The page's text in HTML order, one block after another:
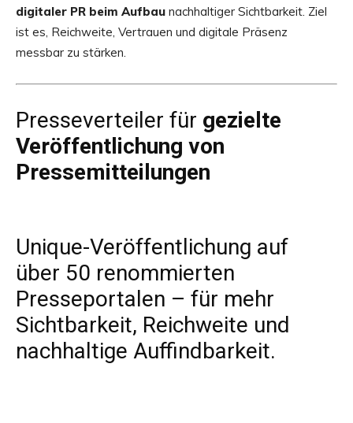
digitaler PR beim Aufbau nachhaltiger Sichtbarkeit. Ziel
ist es, Reichweite, Vertrauen und digitale Präsenz
messbar zu stärken.
Presseverteiler für gezielte
Veröffentlichung von
Pressemitteilungen
Unique-Veröffentlichung auf
über 50 renommierten
Presseportalen – für mehr
Sichtbarkeit, Reichweite und
nachhaltige Auffindbarkeit.